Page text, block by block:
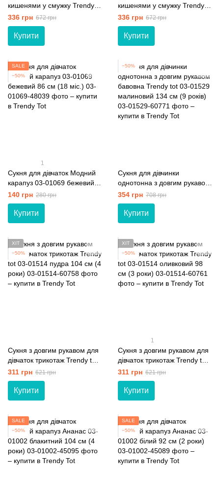
кишенями у смужку Trendy
Тot 03-01437 блакитний 128
см (8 років)
336 грн 672 грн
Купити
кишенями у смужку Trendy
Тot 03-01437 червоний 116
см (6 років)
336 грн 672 грн
Купити
SALE
−50%
1
Сукня для дівчаток Модний
карапуз 03-01069 бежевий
86 см (18 мiс.)
140 грн 280 грн
Купити
−50%
Сукня для дівчинки
однотонна з довгим рукавом
бавовна Trendy tot 03-01529
малиновий 134 см (9 років)
354 грн 708 грн
Купити
ХІТ
−50%
Сукня з довгим рукавом для
дівчаток трикотаж Trendy tot
03-01514 пудра 104 см (4
роки)
311 грн 621 грн
Купити
ХІТ
−50%
1
Сукня з довгим рукавом для
дівчаток трикотаж Trendy tot
03-01514 оливковий 98 см (3
роки)
311 грн 621 грн
Купити
SALE
−50%
SALE
−50%